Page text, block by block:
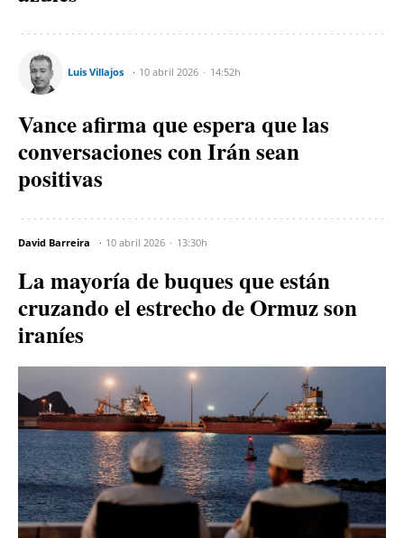
Luis Villajos 10 abril 2026 14:52h
Vance afirma que espera que las
conversaciones con Irán sean
positivas
David Barreira 10 abril 2026 13:30h
La mayoría de buques que están
cruzando el estrecho de Ormuz son
iraníes